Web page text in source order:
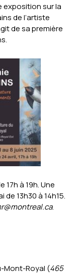
exposition sur la
de l’artiste
de sa première
17h à 19h. Une
13h30 à 14h15.
.
Mont-Royal (465